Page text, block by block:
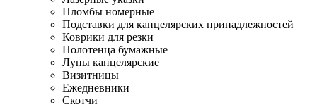
Пломбы номерные
Подставки для канцелярских принадлежностей
Коврики для резки
Полотенца бумажные
Лупы канцелярские
Визитницы
Ежедневники
Скотчи